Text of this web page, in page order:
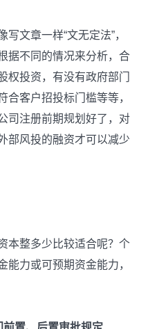
文章一样“文无定法”，
据不同的情况来分析，合
权投资，有没有政府部门
合客户招投标门槛等等，
司注册前期规划好了，对
部风投的融资才可以减少
整多少比较适合呢？个
能力或可预期资金能力，